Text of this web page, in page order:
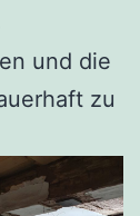
und die
zu